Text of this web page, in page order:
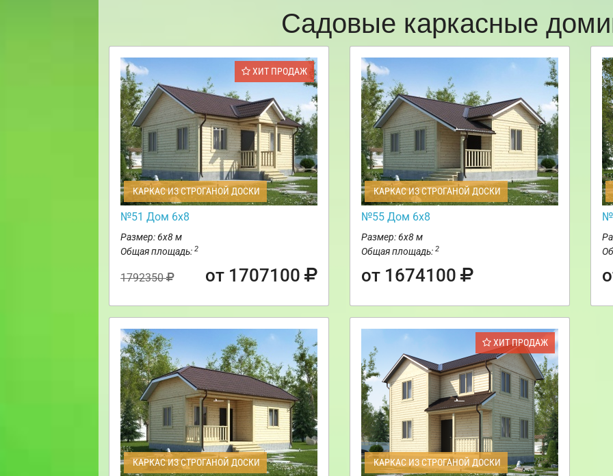
Садовые каркасные
ХИТ ПРОДАЖ
КАРКАС ИЗ СТРОГАНОЙ ДОСКИ
№51 Дом 6х8
Размер: 6х8 м
Общая площадь: 2
1792350 от 1707100
КАРКАС ИЗ СТРОГАНОЙ ДОСКИ
№55 Дом 6х8
Размер: 6х8 м
Общая площадь: 2
от 1674100
КАРКАС ИЗ СТРОГАНОЙ ДОСКИ
ХИТ ПРОДАЖ
КАРКАС ИЗ СТРОГАНОЙ ДОСКИ